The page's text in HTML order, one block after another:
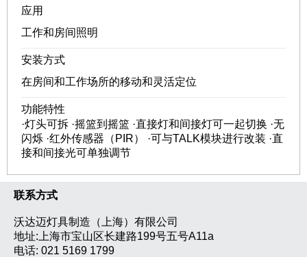
应用
工作和房间照明
安装方式
在房间和工作场所的移动和灵活定位
功能特性
·灯头可拆 ·摇篮到摇篮 ·直接灯和间接灯可一起切换 ·无
闪烁 ·红外传感器（PIR） ·可与TALK模块进行改装 ·直
接和间接光可单独调节
联系方式
沃达迈灯具制造（上海）有限公司
地址:上海市宝山区长建路199号五号A11a
电话: 021 5169 1799